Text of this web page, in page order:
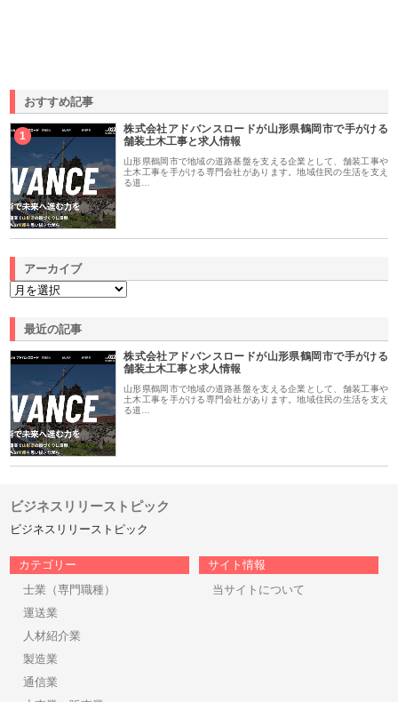
おすすめ記事
1
株式会社アドバンスロードが山形県鶴岡市で手がける
舗装土木工事と求人情報
山形県鶴岡市で地域の道路基盤を支える企業として、舗装工事や
土木工事を手がける専門会社があります。地域住民の生活を支え
る道…
アーカイブ
最近の記事
株式会社アドバンスロードが山形県鶴岡市で手がける
舗装土木工事と求人情報
山形県鶴岡市で地域の道路基盤を支える企業として、舗装工事や
土木工事を手がける専門会社があります。地域住民の生活を支え
る道…
ビジネスリリーストピック
ビジネスリリーストピック
カテゴリー
士業（専門職種）
運送業
人材紹介業
製造業
通信業
サイト情報
当サイトについて